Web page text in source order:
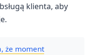
klienta, aby
że moment